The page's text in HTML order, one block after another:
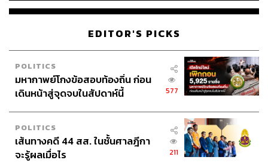
EDITOR'S PICKS
POLITICS
มหากาพย์โกงข้อสอบท้องถิ่น ก่อน
เดินหน้าสู่จุดจบในสัปดาห์นี้
577
POLITICS
เส้นทางคดี 44 สส. ในชั้นศาลฎีกา
จะรู้ผลเมื่อไร
211